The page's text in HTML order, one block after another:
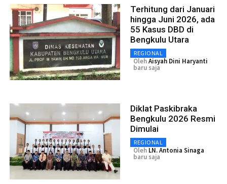
Terhitung dari Januari
hingga Juni 2026, ada
55 Kasus DBD di
Bengkulu Utara
REGIONAL
OlehAisyah Dini Haryanti
baru saja
Diklat Paskibraka
Bengkulu 2026 Resmi
Dimulai
REGIONAL
Oleh LN. Antonia Sinaga
baru saja